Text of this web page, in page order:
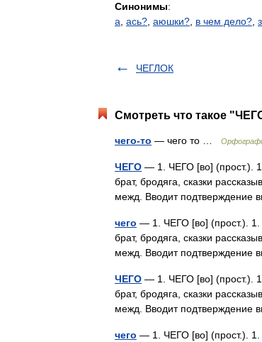
Синонимы:
а ась? аюшки? в чем дело?
ЧЕГЛОК
Смотреть что такое
чего-то — чего то …
ЧЕГО — 1. ЧЕГО [во] (прост.).
брат, бродяга, сказки
межд. Вводит подтверждение
чего — 1. ЧЕГО [во] (прост.).
брат, бродяга, сказки
межд. Вводит подтверждение
ЧЕГО — 1. ЧЕГО [во] (прост.).
брат, бродяга, сказки
межд. Вводит подтверждение
чего — 1. ЧЕГО [во] (прост.).